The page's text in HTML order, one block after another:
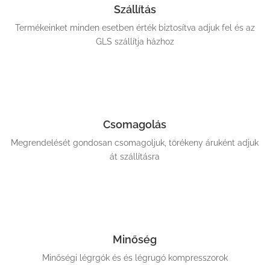
Szállítás
Termékeinket minden esetben érték biztosítva adjuk fel és az
GLS szállítja házhoz
Csomagolás
Megrendelését gondosan csomagoljuk, törékeny áruként adjuk
át szállításra
Minőség
Minőségi légrgók és és légrugó kompresszorok